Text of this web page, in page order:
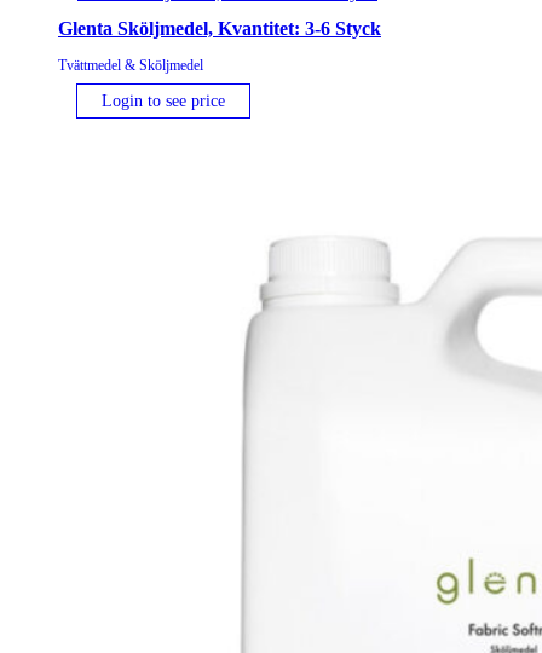
Glenta Sköljmedel, Kvantitet: 3-6 Styck
Tvättmedel & Sköljmedel
Login to see price